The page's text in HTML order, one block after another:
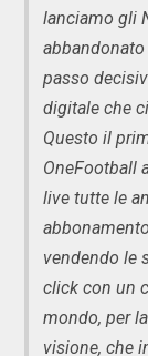
lanciamo gli
passo
digitale che
Questo il
OneFootball
live tutte le
vendendo le
click con un
mondo, per
visione, che